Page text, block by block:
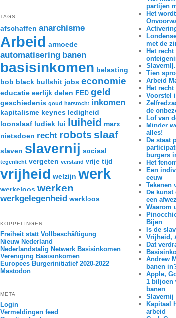
TAGS
afschaffen anarchisme
Arbeid armoede
automatisering banen
basisinkomen belasting
bob black bullshit jobs economie
educatie eerlijk delen FED geld
geschiedenis goud harstocht inkomen
kapitalisme keynes ledigheid
loonslaaf ludiek lui luiheid marx
nietsdoen recht robots slaaf
slaven slavernij sociaal
tegenlicht vergeten verstand vrije tijd
vrijheid welzijn werk
werkeloos werken
werkgelegenheid werkloos
KOPPELINGEN
Freiheit statt Vollbeschäftigung
Nieuw Nederland
Nederlandstalig Netwerk Basisinkomen
Vereniging Basisinkomen
Europees Burgerinitiatief 2020-2022
Mastodon
META
Login
Vermeldingen feed
partijen
Het
met de
Het
Tien
Arbeid
Het
Voorstel
de
Lof van
Minder
alles!
De staat
burgers
Het
Een
eeuw
Tekenen
De kunst
een
Waarom
Bijen
Is de
Vrijheid,
Dat
Andrew
banen
Apple,
1 biljoen
banen
Slavernij
Kapitaal
arbeid